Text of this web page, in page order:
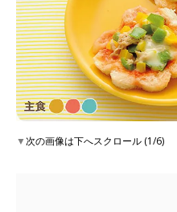
▼次の画像は下へスクロール (1/6)